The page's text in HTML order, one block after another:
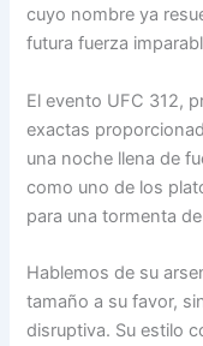
cuyo nombre ya
futura fuerza
El evento UFC 312,
exactas
una noche llena de
como uno de los
para una tormenta
Hablemos de su
tamaño a su favor,
disruptiva. Su estilo